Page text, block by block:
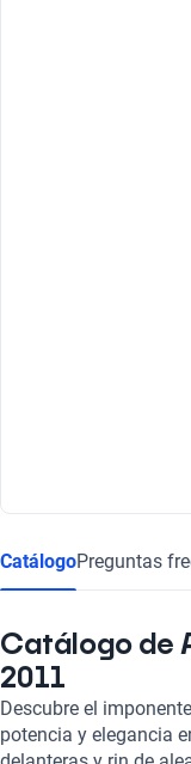
CatálogoPreguntas
Catálogo de
2011
Descubre el
potencia y elegancia